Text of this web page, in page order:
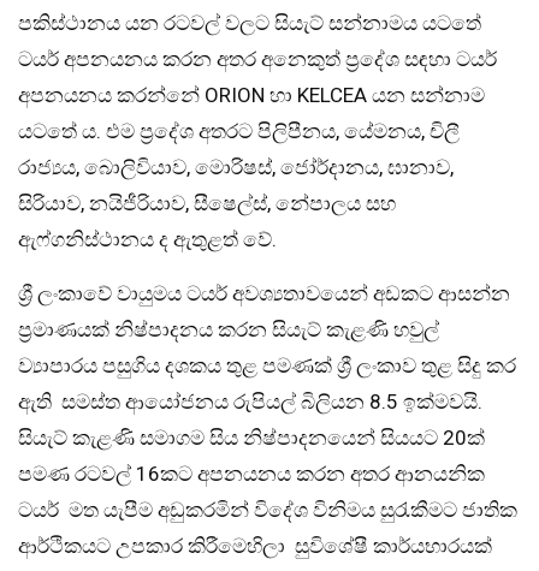
පකිස්ථානය යන රටවල් වලට සියැට් සන්නාමය යටතේ
ටයර් අපනයනය කරන අතර අනෙකුත් ප්‍රදේශ සඳහා ටයර්
අපනයනය කරන්නේ ORION හා KELCEA යන සන්නාම
යටතේ ය. එම ප්‍රදේශ අතරට පිලිපීනය, යේමනය, චිලී
රාජ්‍යය, බොලිවියාව, මොරිෂස්, ජෝර්දානය, ඝානාව,
සිරියාව, නයිජීරියාව, සීෂෙල්ස්, නේපාලය සහ
ඇෆ්ගනිස්ථානය ද ඇතුළත් වේ.
ශ්‍රී ලංකාවේ වායුමය ටයර් අවශ්‍යතාවයෙන් අඩකට ආසන්න
ප්‍රමාණයක් නිෂ්පාදනය කරන සියැට් කැළණි හවුල්
ව්‍යාපාරය පසුගිය දශකය තුළ පමණක් ශ්‍රී ලංකාව තුළ සිදු කර
ඇති සමස්ත ආයෝජනය රුපියල් බිලියන 8.5 ඉක්මවයි.
සියැට් කැළණි සමාගම සිය නිෂ්පාදනයෙන් සියයට 20ක්
පමණ රටවල් 16කට අපනයනය කරන අතර ආනයනික
ටයර් මත යැපීම අඩුකරමින් විදේශ විනිමය සුරැකීමට ජාතික
ආර්ථිකයට උපකාර කිරීමෙහිලා සුවිශේෂී කාර්යභාරයක්